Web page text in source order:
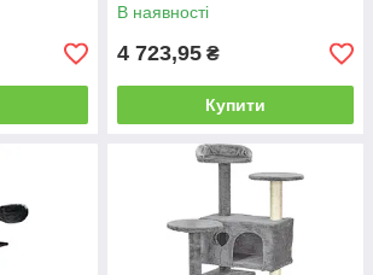
В наявності
4 723,95 ₴
Купити